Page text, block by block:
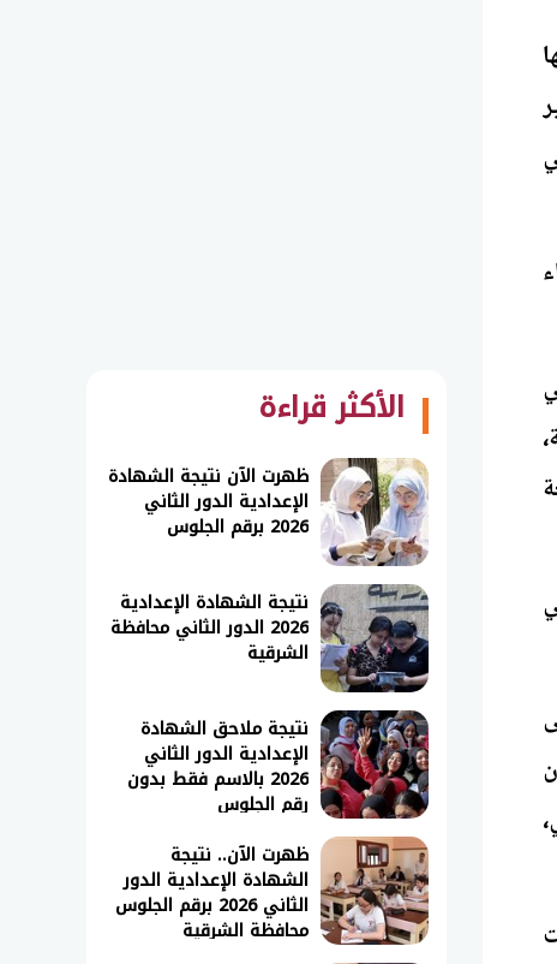
الأكثر قراءة
ظهرت الآن نتيجة الشهادة
الإعدادية الدور الثاني
2026 برقم الجلوس
نتيجة الشهادة الإعدادية
2026 الدور الثاني محافظة
الشرقية
نتيجة ملاحق الشهادة
الإعدادية الدور الثاني
2026 بالاسم فقط بدون
رقم الجلوس
ظهرت الآن.. نتيجة
الشهادة الإعدادية الدور
الثاني 2026 برقم الجلوس
محافظة الشرقية